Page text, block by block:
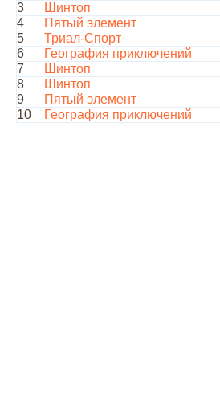
3
Шинтоп
4
Пятый элемент
5
Триал-Спорт
6
География приключений
7
Шинтоп
8
Шинтоп
9
Пятый элемент
10
География приключений